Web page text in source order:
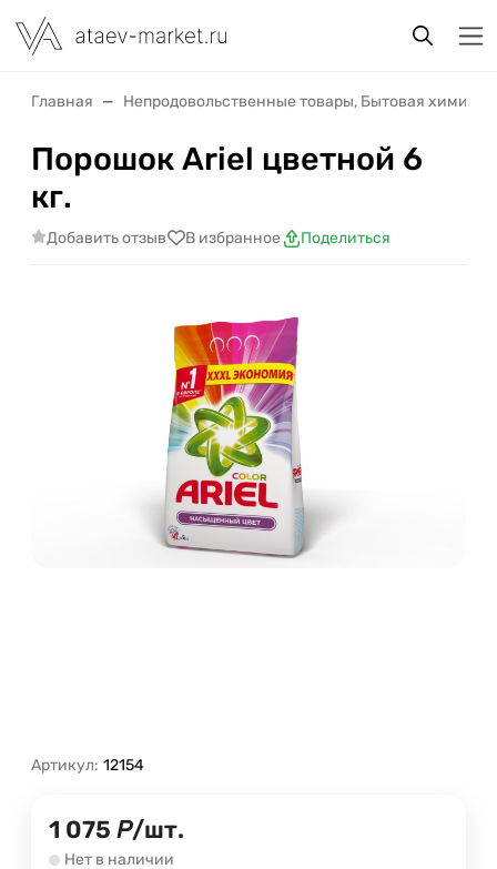
Главная Непродовольственные товары, Бытовая химия
Порошок Ariel цветной 6
кг.
Добавить отзыв В избранное Поделиться
Артикул: 12154
1 075 Р/шт.
Нет в наличии